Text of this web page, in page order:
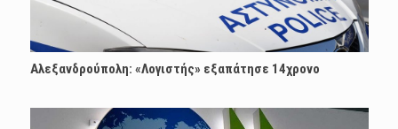
Αλεξανδρούπολη: «Λογιστής» εξαπάτησε 14χρονο